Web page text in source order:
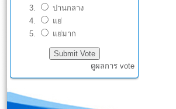
ปานกลาง
แย่
แย่มาก
ดูผลการ vote